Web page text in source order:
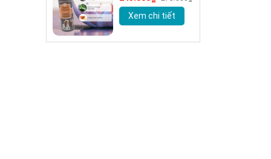
d'Oriente chính
hãng 500ml kèm
Xem chi tiết